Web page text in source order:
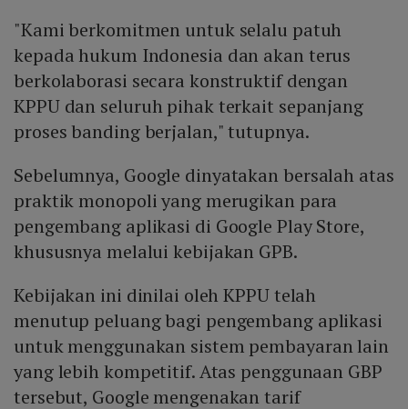
"Kami berkomitmen untuk selalu patuh
kepada hukum Indonesia dan akan terus
berkolaborasi secara konstruktif dengan
KPPU dan seluruh pihak terkait sepanjang
proses banding berjalan," tutupnya.
Sebelumnya, Google dinyatakan bersalah atas
praktik monopoli yang merugikan para
pengembang aplikasi di Google Play Store,
khususnya melalui kebijakan GPB.
Kebijakan ini dinilai oleh KPPU telah
menutup peluang bagi pengembang aplikasi
untuk menggunakan sistem pembayaran lain
yang lebih kompetitif. Atas penggunaan GBP
tersebut, Google mengenakan tarif